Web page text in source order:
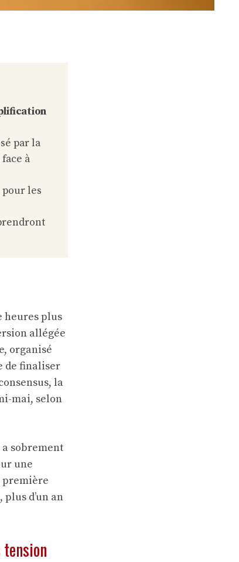
par la
à
pour les
heures plus
allégée
organisé
de finaliser
la
mai, selon
a sobrement
une
première
d’un an